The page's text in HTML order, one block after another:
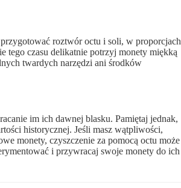
roztwór octu i soli, w proporcjach
tego czasu delikatnie potrzyj monety miękką
twardych narzędzi ani środków
im ich dawnej blasku. Pamiętaj jednak,
historycznej. Jeśli masz wątpliwości,
monety, czyszczenie za pomocą octu może
i przywracaj swoje monety do ich